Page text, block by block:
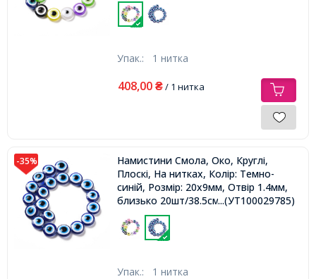
Упак.: 1 нитка
408,00 ₴/ 1 нитка
-35%
Намистини Смола, Око, Круглі,
Плоскі, На нитках, Колір: Темно-
синій, Розмір: 20х9мм, Отвір 1.4мм,
близько 20шт/38.5см/нитка,...(УТ100029785)
Упак.: 1 нитка